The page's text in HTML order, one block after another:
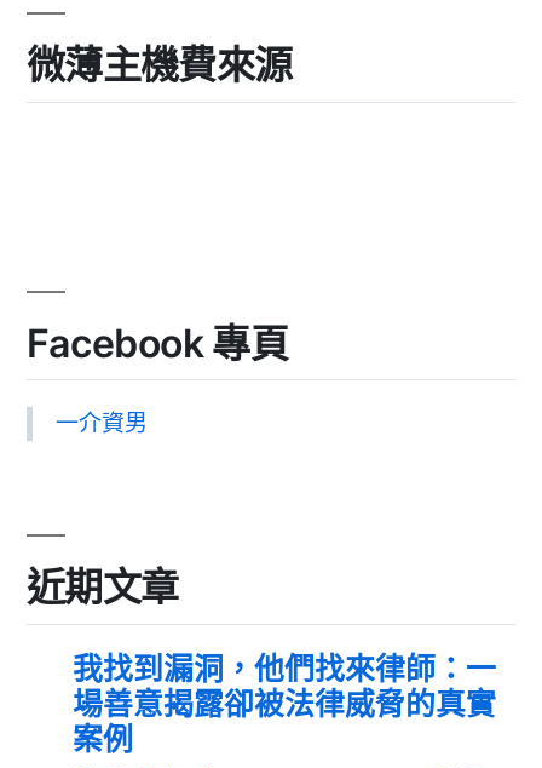
微薄主機費來源
Facebook 專頁
一介資男
近期文章
我找到漏洞，他們找來律師：一
場善意揭露卻被法律威脅的真實
案例